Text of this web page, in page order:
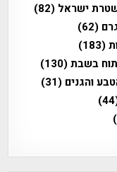
ישראל (82)
(62)
(183)
בשבת(130)
והגנים (31)